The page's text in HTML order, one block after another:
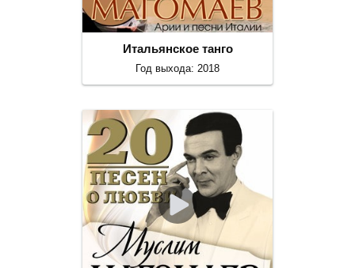
Итальянское танго
Год выхода: 2018